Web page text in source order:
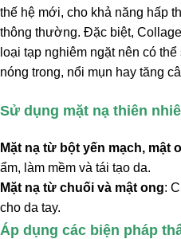
thế hệ mới, cho khả năng hấp
thông thường. Đặc biệt,
loại tạp nghiêm ngặt nên có
nóng trong, nổi mụn hay tăng
Sử dụng mặt nạ thiên
Mặt nạ từ bột yến mạch, mật
ẩm, làm mềm và tái tạo da.
Mặt nạ từ chuối và mật ong:
cho da tay.
Áp dụng các biện pháp